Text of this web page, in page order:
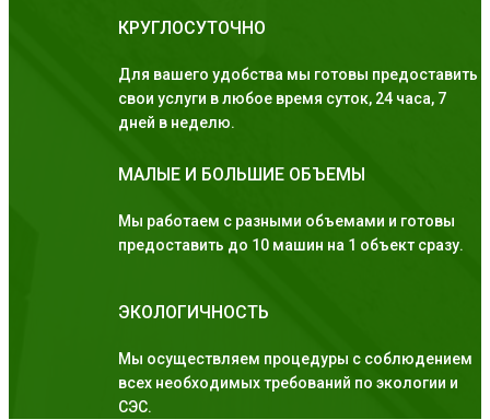
КРУГЛОСУТОЧНО
Для вашего удобства мы готовы предоставить
свои услуги в любое время суток, 24 часа, 7
дней в неделю.
МАЛЫЕ И БОЛЬШИЕ ОБЪЕМЫ
Мы работаем с разными объемами и готовы
предоставить до 10 машин на 1 объект сразу.
ЭКОЛОГИЧНОСТЬ
Мы осуществляем процедуры с соблюдением
всех необходимых требований по экологии и
СЭС.